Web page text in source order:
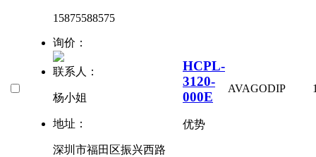
15875588575
询价：
联系人：
杨小姐
地址：
深圳市福田区振兴西路
HCPL-
3120-
000E
优势
AVAGODIP